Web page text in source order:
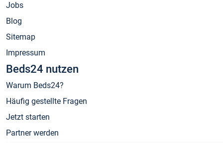
Jobs
Blog
Sitemap
Impressum
Beds24 nutzen
Warum Beds24?
Häufig gestellte Fragen
Jetzt starten
Partner werden